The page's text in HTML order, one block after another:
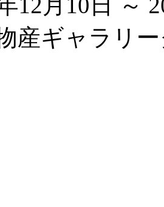
産ギャラリ